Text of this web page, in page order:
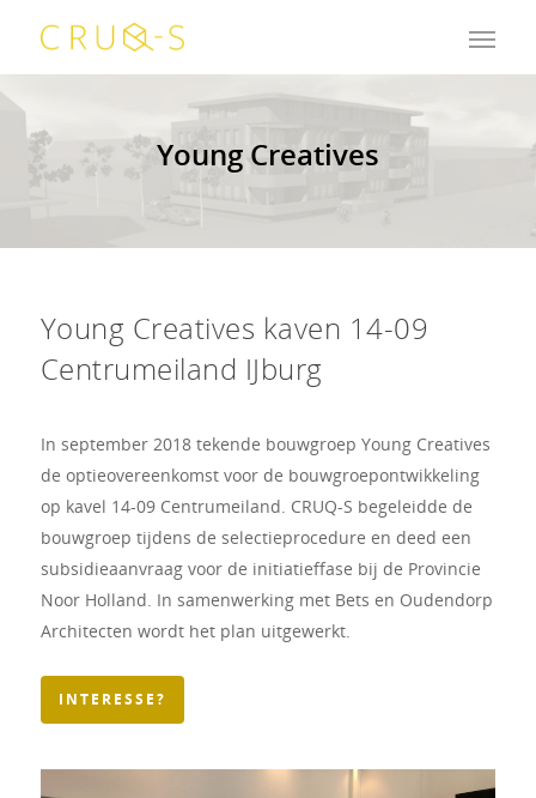
Young Creatives
Young Creatives kaven 14-09
Centrumeiland IJburg
In september 2018 tekende bouwgroep Young Creatives
de optieovereenkomst voor de bouwgroepontwikkeling
op kavel 14-09 Centrumeiland. CRUQ-S begeleidde de
bouwgroep tijdens de selectieprocedure en deed een
subsidieaanvraag voor de initiatieffase bij de Provincie
Noor Holland. In samenwerking met Bets en Oudendorp
Architecten wordt het plan uitgewerkt.
INTERESSE?